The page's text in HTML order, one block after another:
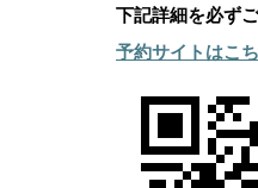
下記詳細を必ず
予約サイトはこち